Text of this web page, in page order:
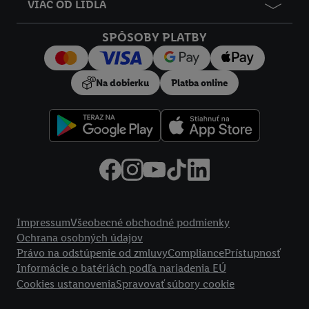
VIAC OD LIDLA
SPÔSOBY PLATBY
Na dobierku Platba online
ImpressumVšeobecné obchodné podmienky
Ochrana osobných údajov
Právo na odstúpenie od zmluvyCompliancePrístupnosť
Informácie o batériách podľa nariadenia EÚ
Cookies ustanoveniaSpravovať súbory cookie
používanie potrebných technológií. Kliknutím na "
vyjadríte súhlas so spracúvaním na všetky vyššie uvedené účely.
Ďalšie informácie vrátane informácií o dobe uchovávania
údajov a Vašom práve kedykoľvek odvolať súhlas s účinnosťou
Imprint nájdete tu.